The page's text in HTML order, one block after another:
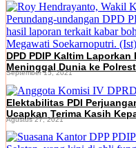
DPD PDIP Kaltim
Meninggal Dunia ke
September 15, 2021
Elektabilitas PDI
Ucapkan Terima Kasih
Agustus 27, 2021